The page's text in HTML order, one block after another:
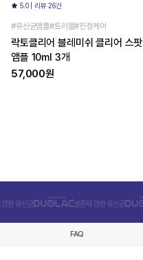
5.0 | 리뷰 26건
#유산균앰플#트러블#진정케어
락토클리어 블레미쉬 클리어 스팟
앰플 10ml 3개
57,000원
FAQ